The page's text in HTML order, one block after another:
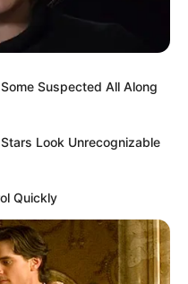
Suspected All Along
Look Unrecognizable
Quickly